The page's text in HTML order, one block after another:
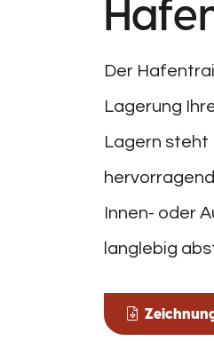
Der
Lagerung
Lagern steht
Innen- oder
langlebig